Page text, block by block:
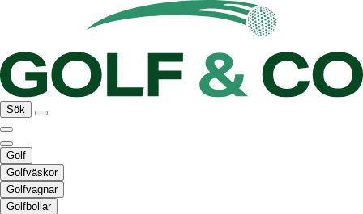
Sök
Golf
Golfväskor
Golfvagnar
Golfbollar